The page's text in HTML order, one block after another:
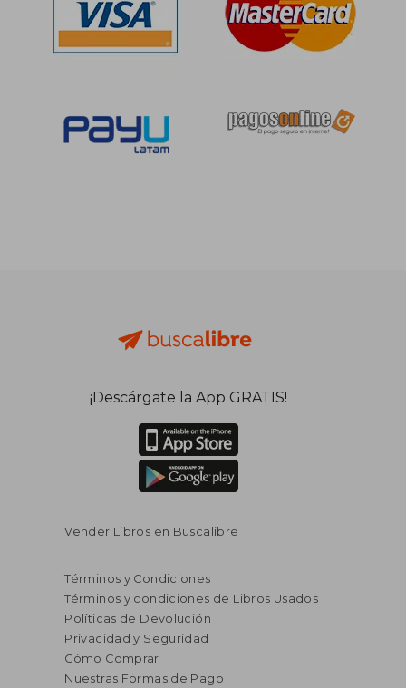
¡Descárgate la App GRATIS!
Vender Libros en Buscalibre
Términos y Condiciones
Términos y condiciones de Libros Usados
Políticas de Devolución
Privacidad y Seguridad
Cómo Comprar
Nuestras Formas de Pago